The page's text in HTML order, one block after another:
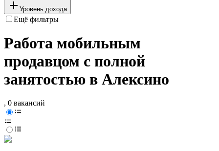
Уровень дохода
Ещё фильтры
Работа мобильным
продавцом с полной
занятостью в Алексино
, 0 вакансий